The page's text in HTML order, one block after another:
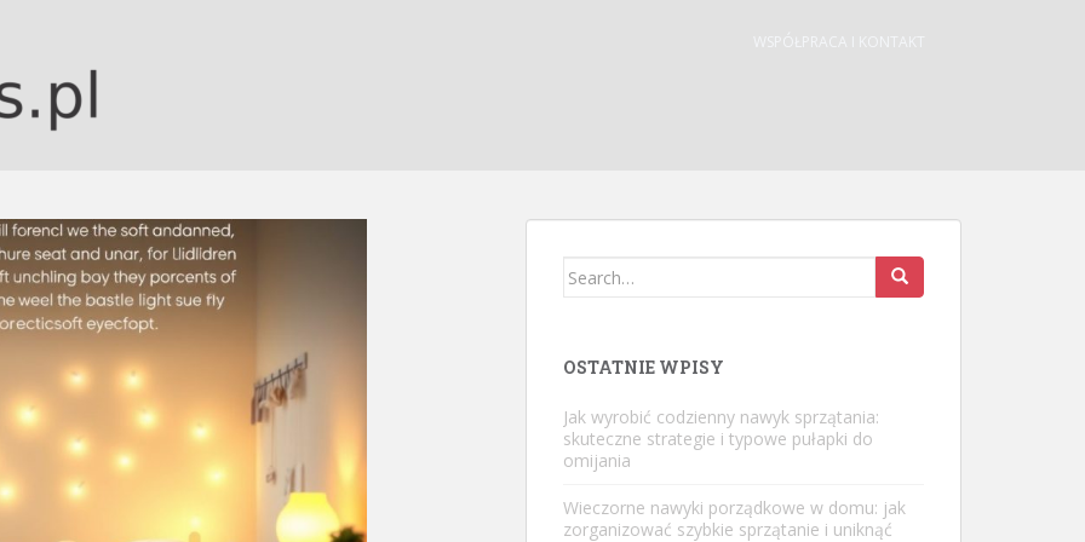
WSPÓŁPRACA I KONTAKT
Search
OSTATNIE WPISY
Jak wyrobić codzienny nawyk sprzątania:
skuteczne strategie i typowe pułapki do
omijania
Wieczorne nawyki porządkowe w domu: jak
zorganizować szybkie sprzątanie i uniknąć